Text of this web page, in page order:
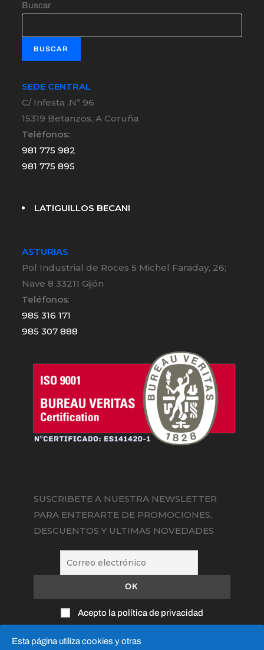
Buscar
BUSCAR
SEDE CENTRAL
C/ Infesta ,Nº 96
15319 Betanzos, A Coruña
Teléfonos:
981 775 982
981 775 895
LATIGUILLOS BECANI
ASTURIAS
Pol Industrial de Roces 5 Michel Faraday, 26;
Nave 8 33211 Gijón
Teléfonos:
985 316 171
985 307 888
SUSCRIBETE A NUESTRA NEWSLETTER
PARA ENTERARTE DE PROMOCIONES,
DESCUENTOS Y ULTIMAS NOVEDADES
Acepto la política de privacidad
Esta página utiliza cookies y otras